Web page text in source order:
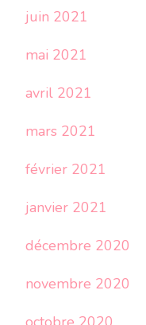
juin 2021
mai 2021
avril 2021
mars 2021
février 2021
janvier 2021
décembre 2020
novembre 2020